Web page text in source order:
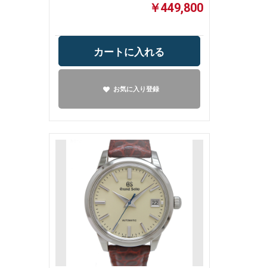
￥449,800
カートに入れる
お気に入り登録